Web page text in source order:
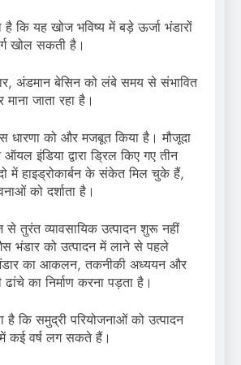
है कि यह खोज भविष्य में बड़े ऊर्जा भंडारों
खोल सकती है।
अंडमान बेसिन को लंबे समय से संभावित
माना जाता रहा है।
धारणा को और मजबूत किया है। मौजूदा
इंडिया द्वारा ड्रिल किए गए तीन
में हाइड्रोकार्बन के संकेत मिल चुके हैं,
को दर्शाता है।
से तुरंत व्यावसायिक उत्पादन शुरू नहीं
भंडार को उत्पादन में लाने से पहले
भंडार का आकलन, तकनीकी अध्ययन और
का निर्माण करना पड़ता है।
है कि समुद्री परियोजनाओं को उत्पादन
कई वर्ष लग सकते हैं।